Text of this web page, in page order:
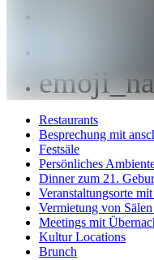
Restaurants
Besprechung mit
Festsäle
Persönliches
Dinner zum 21.
Veranstaltungsorte
Vermietung von
Meetings mit
Kultur Locations
Brunch